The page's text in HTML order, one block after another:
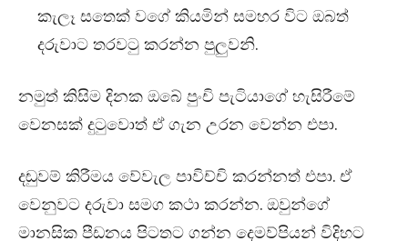
කැලෑ සතෙක් වගේ කියමින් සමහර විට ඔබත්
දරුවාට තරවටු කරන්න පුලුවනි.
නමුත් කිසිම දිනක ඔබේ පුංචි පැටියාගේ හැසිරීමේ
වෙනසක් දුටුවොත් ඒ ගැන උරන වෙන්න එපා.
දඬුවම් කිරීමය වේවැල පාවිච්චි කරන්නත් එපා. ඒ
වෙනුවට දරුවා සමග කථා කරන්න. ඔවුන්ගේ
මානසික පීඩනය පිටතට ගන්න දෙමව්පියන් විදිහට